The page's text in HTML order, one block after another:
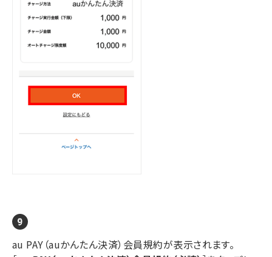
au PAY（auかんたん決済）会員規約が表示されます。